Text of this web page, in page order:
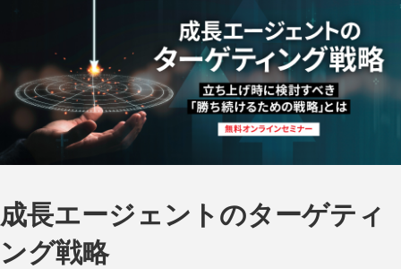
成長エージェントのターゲティ
ング戦略